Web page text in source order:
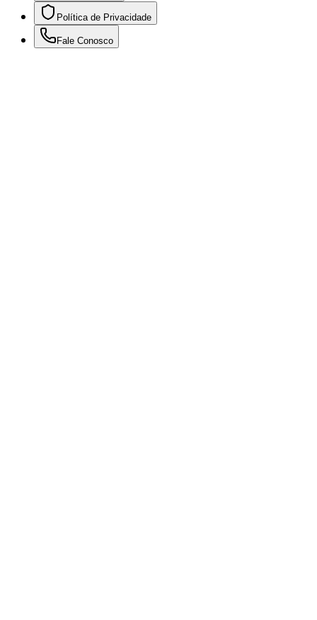
Política de Privacidade
Fale Conosco